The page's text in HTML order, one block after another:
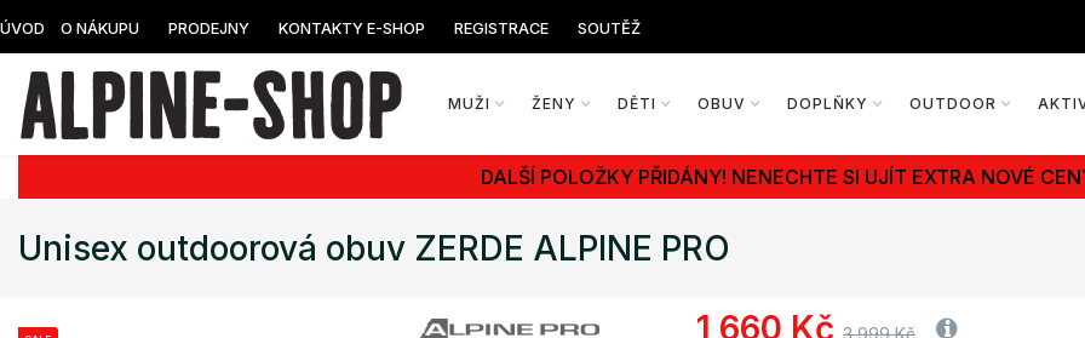
ÚVOD O NÁKUPU PRODEJNY KONTAKTY E-SHOP REGISTRACE SOUTĚŽ
MUŽI ŽENY DĚTI OBUV DOPLŇKY OUTDOOR
DALŠÍ POLOŽKY PŘIDÁNY! NENECHTE SI UJÍT EXTRA NOVÉ
Unisex outdoorová obuv ZERDE ALPINE PRO
1 660 Kč 3 999 Kč